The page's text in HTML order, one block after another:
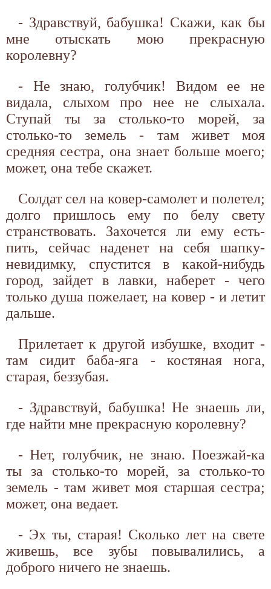
- Здравствуй, бабушка! Скажи, как бы
мне отыскать мою прекрасную
королевну?
- Не знаю, голубчик! Видом ее не
видала, слыхом про нее не слыхала.
Ступай ты за столько-то морей, за
столько-то земель - там живет моя
средняя сестра, она знает больше моего;
может, она тебе скажет.
Солдат сел на ковер-самолет и полетел;
долго пришлось ему по белу свету
странствовать. Захочется ли ему есть-
пить, сейчас наденет на себя шапку-
невидимку, спустится в какой-нибудь
город, зайдет в лавки, наберет - чего
только душа пожелает, на ковер - и летит
дальше.
Прилетает к другой избушке, входит -
там сидит баба-яга - костяная нога,
старая, беззубая.
- Здравствуй, бабушка! Не знаешь ли,
где найти мне прекрасную королевну?
- Нет, голубчик, не знаю. Поезжай-ка
ты за столько-то морей, за столько-то
земель - там живет моя старшая сестра;
может, она ведает.
- Эх ты, старая! Сколько лет на свете
живешь, все зубы повывалились, а
доброго ничего не знаешь.